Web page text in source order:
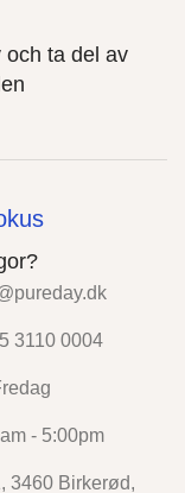
och ta del av
3110 0004
- 5:00pm
3460 Birkerød,